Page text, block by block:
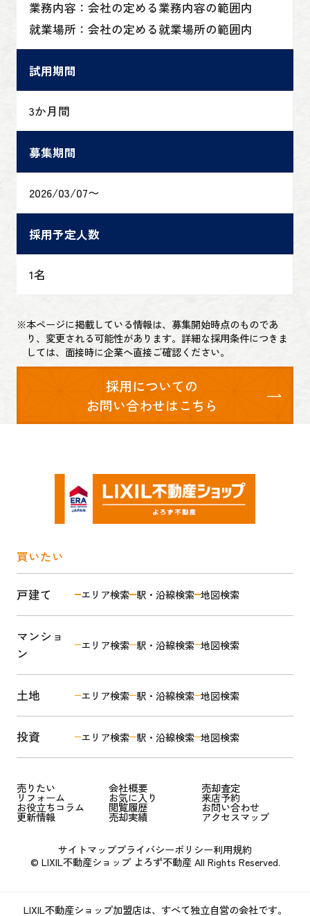
業務内容：会社の定める業務内容の範囲内
就業場所：会社の定める就業場所の範囲内
試用期間
3か月間
募集期間
2026/03/07〜
採用予定人数
1名
※本ページに掲載している情報は、募集開始時点のものであ
り、変更される可能性があります。詳細な採用条件につきま
しては、面接時に企業へ直接ご確認ください。
採用についての
お問い合わせはこちら
買いたい
戸建て エリア検索 駅・沿線検索 地図検索
マンショ
ン
エリア検索 駅・沿線検索 地図検索
土地 エリア検索 駅・沿線検索 地図検索
投資 エリア検索 駅・沿線検索 地図検索
売りたい
リフォーム
お役立ちコラム
更新情報
会社概要
お気に入り
閲覧履歴
売却実績
売却査定
来店予約
お問い合わせ
アクセスマップ
サイトマッププライバシーポリシー利用規約
© LIXIL不動産ショップ よろず不動産 All Rights Reserved.
LIXIL不動産ショップ加盟店は、すべて独立自営の会社です。